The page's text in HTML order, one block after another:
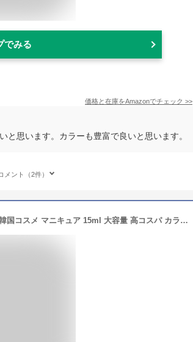
でみる
価格と在庫をAmazonでチェック >>
思います。カラーも豊富で良いと思います。
メント（2件）
プロランスネイル パステル シャーベット カラー 韓国コスメ マニキュア 15ml 大容量 高コスパ カラーバリエーション 豊富 ネイルポリッシュ プチプラ 爪 ケア セルフネイル ペディキュア